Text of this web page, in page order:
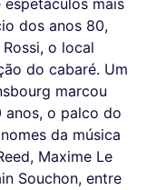
mais
dos anos 80,
o local
do cabaré. Um
marcou
anos, o palco do
da música
Maxime Le
Souchon, entre